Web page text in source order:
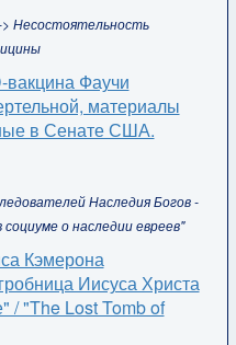
Несостоятельность
вакцина Фаучи
материалы
в Сенате США.
Наследия Богов -
социуме о наследии евреев"
Кэмерона
Иисуса Христа
/ "The Lost Tomb of